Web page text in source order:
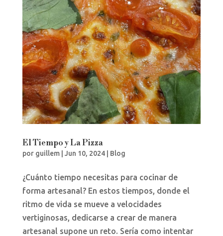
El Tiempo y La Pizza
por guillem| Jun 10, 2024| Blog
¿Cuánto tiempo necesitas para cocinar de
forma artesanal? En estos tiempos, donde el
ritmo de vida se mueve a velocidades
vertiginosas, dedicarse a crear de manera
artesanal supone un reto. Sería como intentar